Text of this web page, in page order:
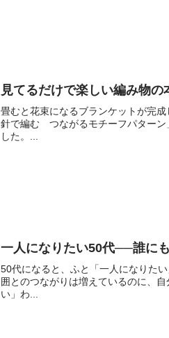
見てるだけで楽しい編み物の
畳むと花束になるブランケットが完
針で編む つながるモチーフパターン
した。...
一人になりたい50代──誰に
50代になると、ふと「一人になりた
囲とのつながりは増えているのに、
い」わ...